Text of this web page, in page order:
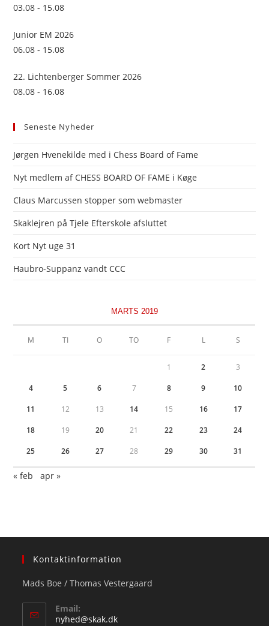
03.08 - 15.08
Junior EM 2026
06.08 - 15.08
22. Lichtenberger Sommer 2026
08.08 - 16.08
Seneste Nyheder
Jørgen Hvenekilde med i Chess Board of Fame
Nyt medlem af CHESS BOARD OF FAME i Køge
Claus Marcussen stopper som webmaster
Skaklejren på Tjele Efterskole afsluttet
Kort Nyt uge 31
Haubro-Suppanz vandt CCC
MARTS 2019
M TI O TO F L S
1 2 3
4 5 6 7 8 9 10
11 12 13 14 15 16 17
18 19 20 21 22 23 24
25 26 27 28 29 30 31
« feb apr »
Kontaktinformation
Mads Boe / Thomas Vestergaard
Email:
nyhed@skak.dkOpens